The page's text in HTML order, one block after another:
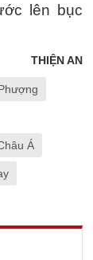
lên bục
THIỆN AN
Á